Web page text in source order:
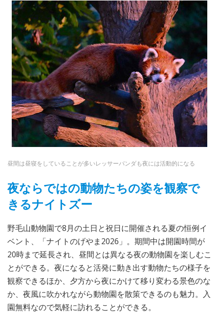
昼間は昼寝をしていることが多いレッサーパンダも夜には活動的になる
夜ならではの動物たちの姿を観察で
きるナイトズー
野毛山動物園で8月の土日と祝日に開催される夏の恒例イ
ベント、「ナイトのげやま2026」。期間中は開園時間が
20時まで延長され、昼間とは異なる夜の動物園を楽しむこ
とができる。夜になると活発に動き出す動物たちの様子を
観察できるほか、夕方から夜にかけて移り変わる景色のな
か、夜風に吹かれながら動物園を散策できるのも魅力。入
園無料なので気軽に訪れることができる。